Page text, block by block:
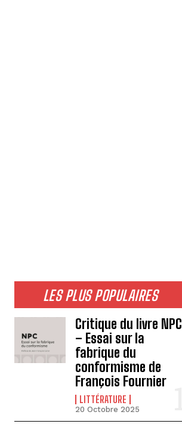
LES PLUS POPULAIRES
Critique du livre NPC
– Essai sur la
fabrique du
conformisme de
François Fournier
LITTÉRATURE
20 Octobre 2025